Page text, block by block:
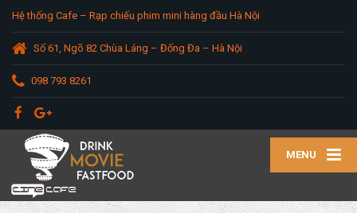
Hệ thống Cafe – Rạp chiếu phim mini hàng đầu Hà Nội
Số 61, Ngõ 82 Chùa Láng – Đống Đa – Hà Nội
098 793 8261
MENU